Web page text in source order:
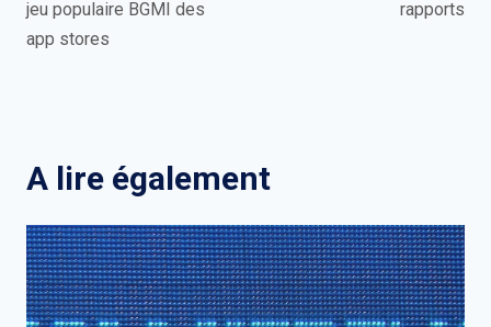
jeu populaire BGMI des
app stores
rapports
A lire également